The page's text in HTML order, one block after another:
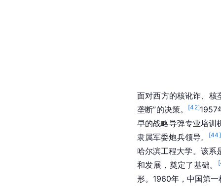
面对西方的核讹诈、核
垄断”的决策。
[42]1957
早的战略导弹专业培训
隶属军委炮兵领导。
[44]
哈尔滨工程大学。该系
和发展，奠定了基础。
[
形。1960年，中国第一